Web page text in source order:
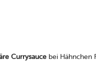
Currysauce bei Hähnchen